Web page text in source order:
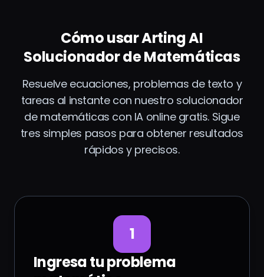
Cómo usar Arting AI
Solucionador de Matemáticas
Resuelve ecuaciones, problemas de texto y
tareas al instante con nuestro solucionador
de matemáticas con IA online gratis. Sigue
tres simples pasos para obtener resultados
rápidos y precisos.
1
Ingresa tu problema